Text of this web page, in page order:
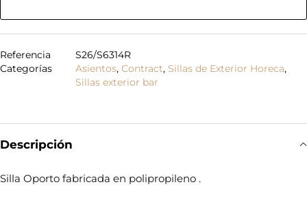
Referencia
S26/S6314R
Categorías
Asientos, Contract, Sillas de Exterior Horeca,
Sillas exterior bar
Descripción
Silla Oporto fabricada en polipropileno .